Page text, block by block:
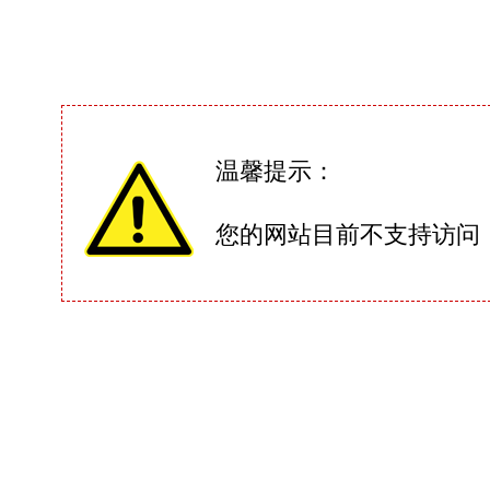
温馨提示：
您的网站目前不支持访